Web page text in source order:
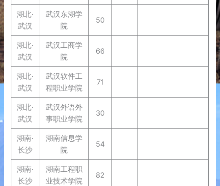
湖北·
武汉
武汉东湖学
院
50
湖北·
武汉
武汉工商学
院
66
湖北·
武汉
武汉软件工
程职业学院
71
湖北·
武汉
武汉外语外
事职业学院
30
湖南·
长沙
湖南信息学
院
54
湖南·
长沙
湖南工程职
业技术学院
82